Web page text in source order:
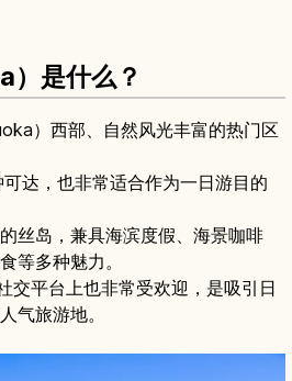
是什么？
）西部、自然风光丰富的热门区
达，也非常适合作为一日游目的
丝岛，兼具海滨度假、海景咖啡
等多种魅力。
交平台上也非常受欢迎，是吸引日
气旅游地。